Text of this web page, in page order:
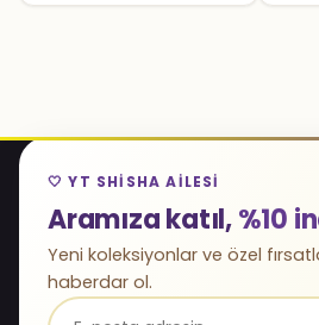
🤍 YT SHISHA AILESI
Aramıza katıl,%10
Yeni koleksiyonlar ve özel
haberdar ol.